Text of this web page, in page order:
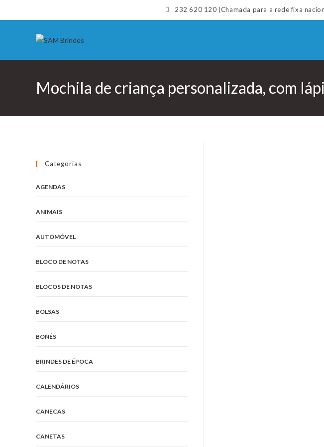
to
232 620 120 (Chamada para a rede fixa
Mochila de criança personalizada, com
Categorias
AGENDAS
ANIMAIS
AUTOMÓVEL
BLOCO DE NOTAS
BLOCOS DE NOTAS
BOLSAS
BONÉS
BRINDES DE ÉPOCA
CALENDÁRIOS
CANECAS
CANETAS